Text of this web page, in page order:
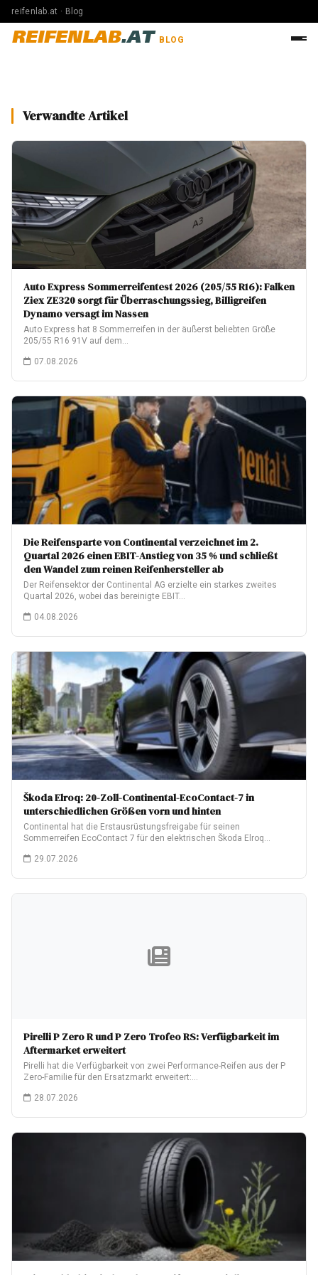
reifenlab.at · Blog
REIFENLAB.AT BLOG
Verwandte Artikel
Auto Express Sommerreifentest 2026 (205/55 R16): Falken
Ziex ZE320 sorgt für Überraschungssieg, Billigreifen
Dynamo versagt im Nassen
Auto Express hat 8 Sommerreifen in der äußerst beliebten Größe
205/55 R16 91V auf dem…
07.08.2026
Die Reifensparte von Continental verzeichnet im 2.
Quartal 2026 einen EBIT-Anstieg von 35 % und schließt
den Wandel zum reinen Reifenhersteller ab
Der Reifensektor der Continental AG erzielte ein starkes zweites
Quartal 2026, wobei das bereinigte EBIT…
04.08.2026
Škoda Elroq: 20-Zoll-Continental-EcoContact-7 in
unterschiedlichen Größen vorn und hinten
Continental hat die Erstausrüstungsfreigabe für seinen
Sommerreifen EcoContact 7 für den elektrischen Škoda Elroq
29.07.2026
Pirelli P Zero R und P Zero Trofeo RS: Verfügbarkeit im
Aftermarket erweitert
Pirelli hat die Verfügbarkeit von zwei Performance-Reifen aus der P
Zero-Familie für den Ersatzmarkt erweitert:…
28.07.2026